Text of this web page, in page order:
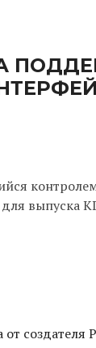
выпуска
создателя